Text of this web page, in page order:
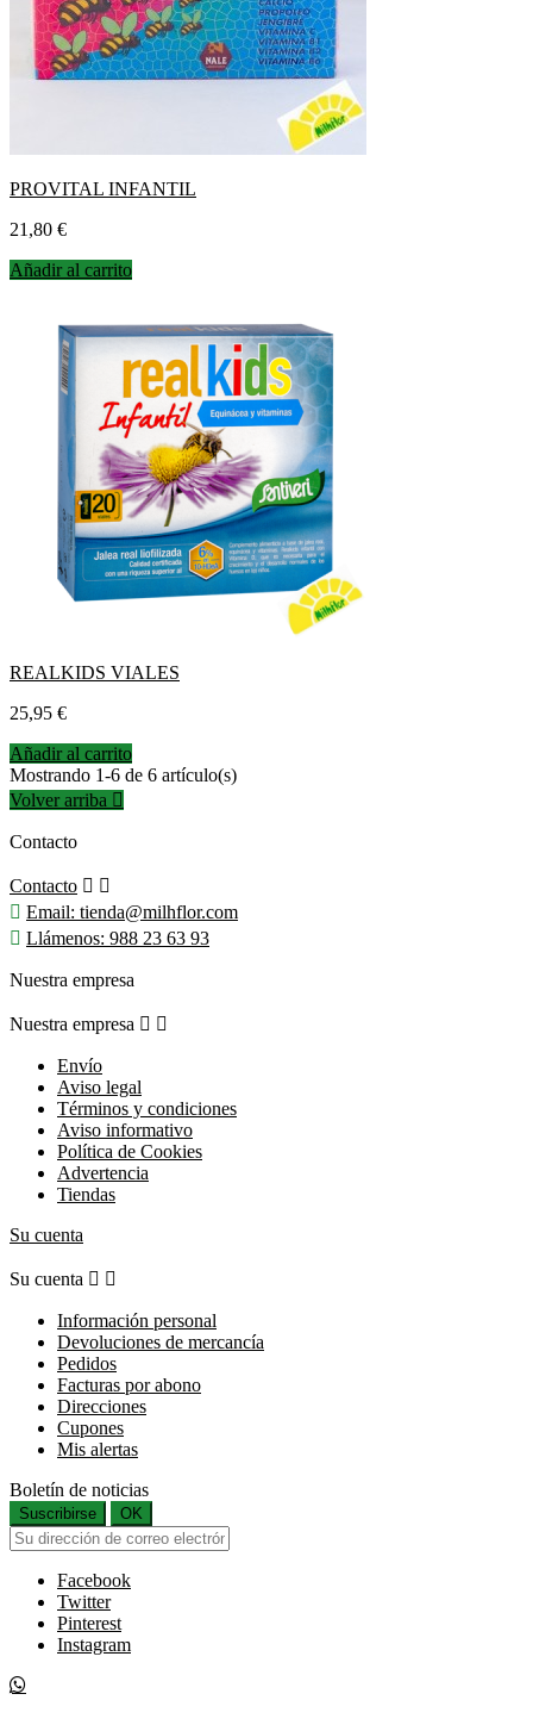
PROVITAL INFANTIL
Precio
21,80 €
Añadir al carrito
REALKIDS VIALES
Precio
25,95 €
Añadir al carrito
Mostrando 1-6 de 6 artículo(s)
Volver arriba 
Contacto
Contacto  
 Email: tienda@milhflor.com
 Llámenos: 988 23 63 93
Nuestra empresa
Nuestra empresa  
Envío
Aviso legal
Términos y condiciones
Aviso informativo
Política de Cookies
Advertencia
Tiendas
Su cuenta
Su cuenta  
Información personal
Devoluciones de mercancía
Pedidos
Facturas por abono
Direcciones
Cupones
Mis alertas
Boletín de noticias
Suscribirse OK
Facebook
Twitter
Pinterest
Instagram